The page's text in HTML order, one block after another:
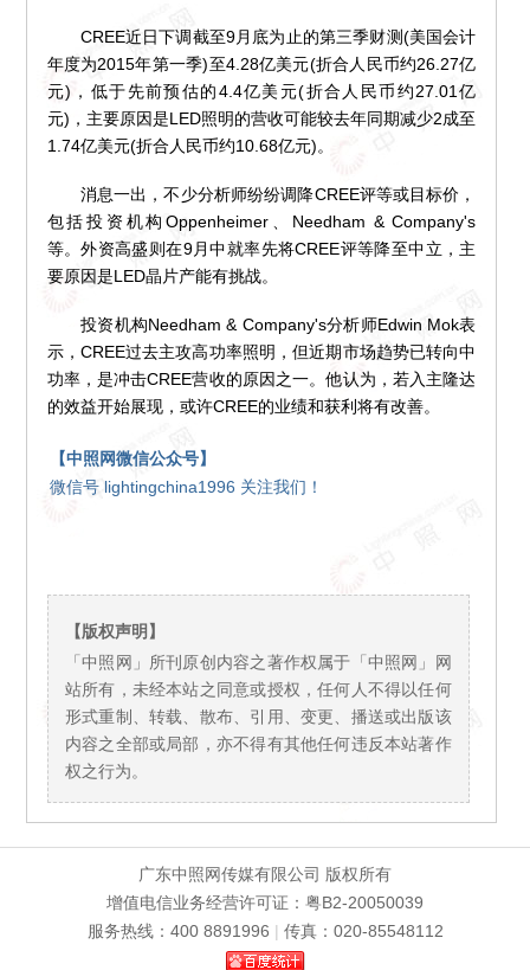
CREE近日下调截至9月底为止的第三季财测(美国会计
年度为2015年第一季)至4.28亿美元(折合人民币约26.27亿
元)，低于先前预估的4.4亿美元(折合人民币约27.01亿
元)，主要原因是LED照明的营收可能较去年同期减少2成至
1.74亿美元(折合人民币约10.68亿元)。
消息一出，不少分析师纷纷调降CREE评等或目标价，
包括投资机构Oppenheimer、Needham & Company's
等。外资高盛则在9月中就率先将CREE评等降至中立，主
要原因是LED晶片产能有挑战。
投资机构Needham & Company's分析师Edwin Mok表
示，CREE过去主攻高功率照明，但近期市场趋势已转向中
功率，是冲击CREE营收的原因之一。他认为，若入主隆达
的效益开始展现，或许CREE的业绩和获利将有改善。
【中照网微信公众号】
微信号 lightingchina1996 关注我们！
【版权声明】
「中照网」所刊原创内容之著作权属于「中照网」网
站所有，未经本站之同意或授权，任何人不得以任何
形式重制、转载、散布、引用、变更、播送或出版该
内容之全部或局部，亦不得有其他任何违反本站著作
权之行为。
广东中照网传媒有限公司 版权所有
增值电信业务经营许可证：粤B2-20050039
服务热线：400 8891996 | 传真：020-85548112